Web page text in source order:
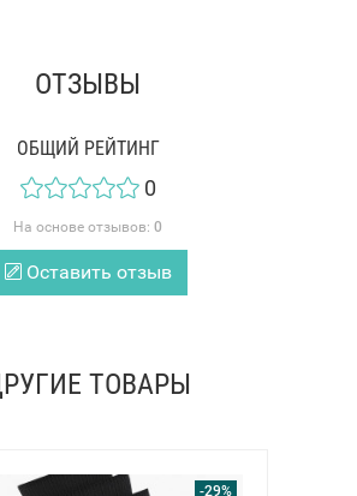
ОТЗЫВЫ
ОБЩИЙ РЕЙТИНГ
0
На основе отзывов: 0
Оставить отзыв
ТОВАРЫ
-29%